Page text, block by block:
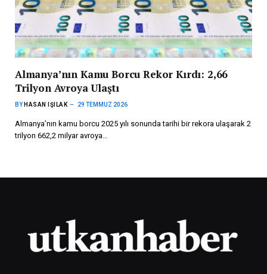
Almanya’nın Kamu Borcu Rekor Kırdı: 2,66
Trilyon Avroya Ulaştı
BY HASAN IŞILAK 29 TEMMUZ 2026
Almanya’nın kamu borcu 2025 yılı sonunda tarihi bir rekora ulaşarak 2
trilyon 662,2 milyar avroya…